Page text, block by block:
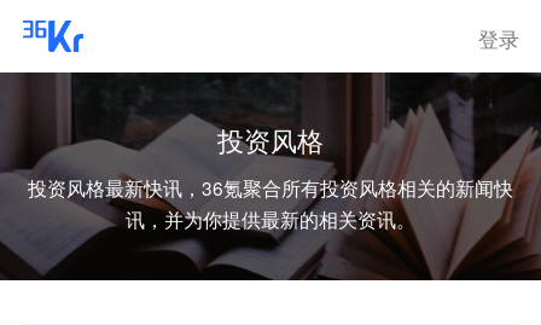
登录
投资风格
投资风格最新快讯，36氪聚合所有投资风格相关的新闻快
讯，并为你提供最新的相关资讯。